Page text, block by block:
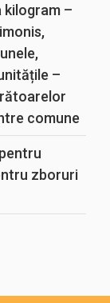
kilogram –
–
comune
zboruri